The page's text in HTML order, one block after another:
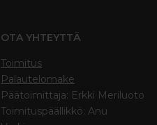
OTA YHTEYTTÄ
Toimitus
Palautelomake
Päätoimittaja: Erkki Meriluoto
Toimituspäällikkö: Anu